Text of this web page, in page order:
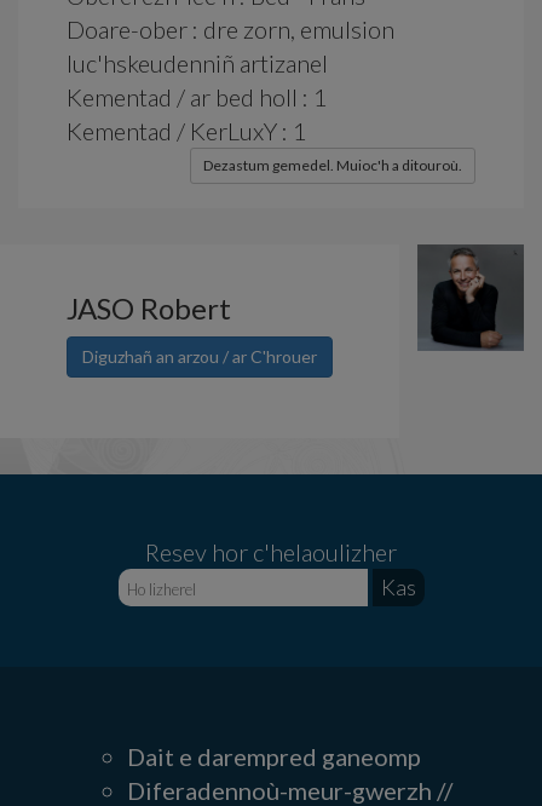
Doare-ober : dre zorn, emulsion
luc'hskeudenniñ artizanel
Kementad / ar bed holl : 1
Kementad / KerLuxY : 1
Dezastum gemedel. Muioc'h a ditouroù.
JASO Robert
Diguzhañ an arzou / ar C'hrouer
Resev hor c'helaoulizher
Dait e darempred ganeomp
Diferadennoù-meur-gwerzh //